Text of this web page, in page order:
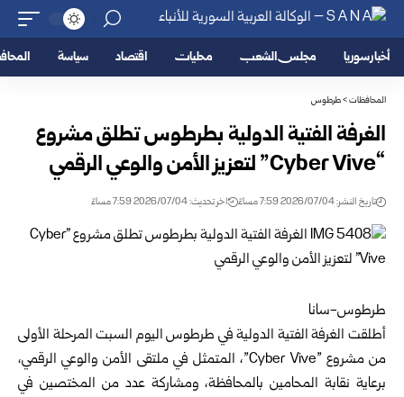
أخبار سوريا مجلس الشعب محليات اقتصاد سياسة
المحافظات>طرطوس
الغرفة الفتية الدولية بطرطوس تطلق مشروع
“‏Cyber Vive‏” لتعزيز الأمن والوعي ‏الرقمي ‏
تاريخ النشر: 2026/07/04 7:59 مساءً اخر تحديث: 2026/07/04 7:59 مساءً
طرطوس-سانا‏
أطلقت الغرفة الفتية الدوليةفي طرطوس اليوم السبت المرحلة الأولى
من مشروع ‌‏”‏Cyber Vive‏”، المتمثل في ملتقى الأمن والوعي الرقمي،
برعاية نقابة المحامين ‏بالمحافظة، ومشاركة عدد من المختصين في